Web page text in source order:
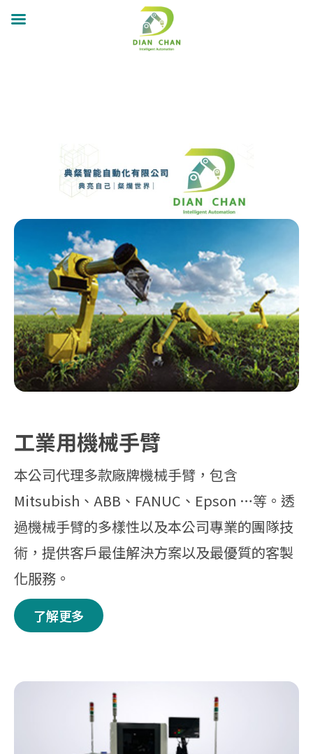
工業用機械手臂
本公司代理多款廠牌機械手臂，包含
Mitsubish、ABB、FANUC、Epson …等。透
過機械手臂的多樣性以及本公司專業的團隊技
術，提供客戶最佳解決方案以及最優質的客製
化服務。
了解更多